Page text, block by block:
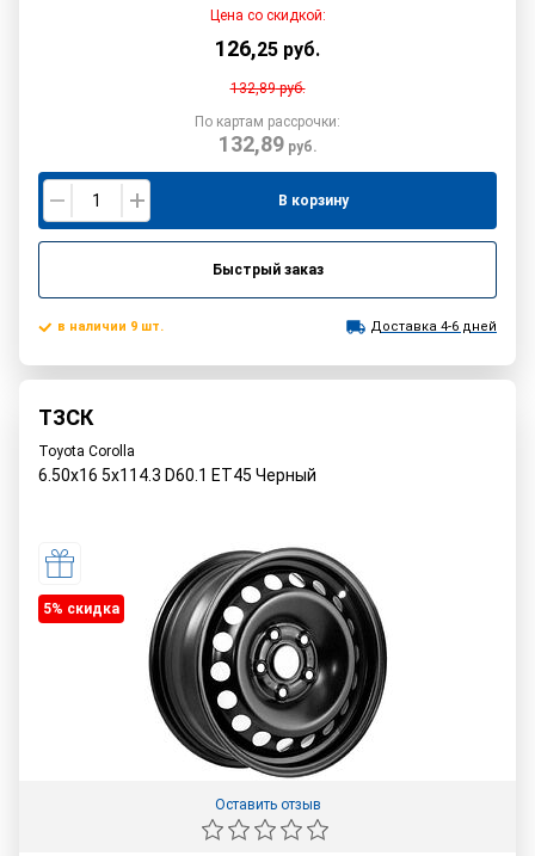
Цена со скидкой:
126,25 руб.
132,89руб.
По картам рассрочки:
132,89руб.
В корзину
Быстрый заказ
в наличии 9 шт. Доставка 4-6 дней
ТЗСК
Toyota Corolla
6.50x16 5x114.3 D60.1 ET45 Черный
5% cкидка
Оставить отзыв